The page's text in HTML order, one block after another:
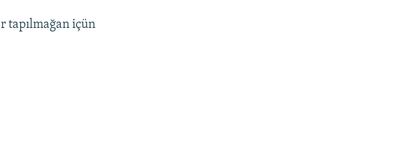
tapılmağan içün